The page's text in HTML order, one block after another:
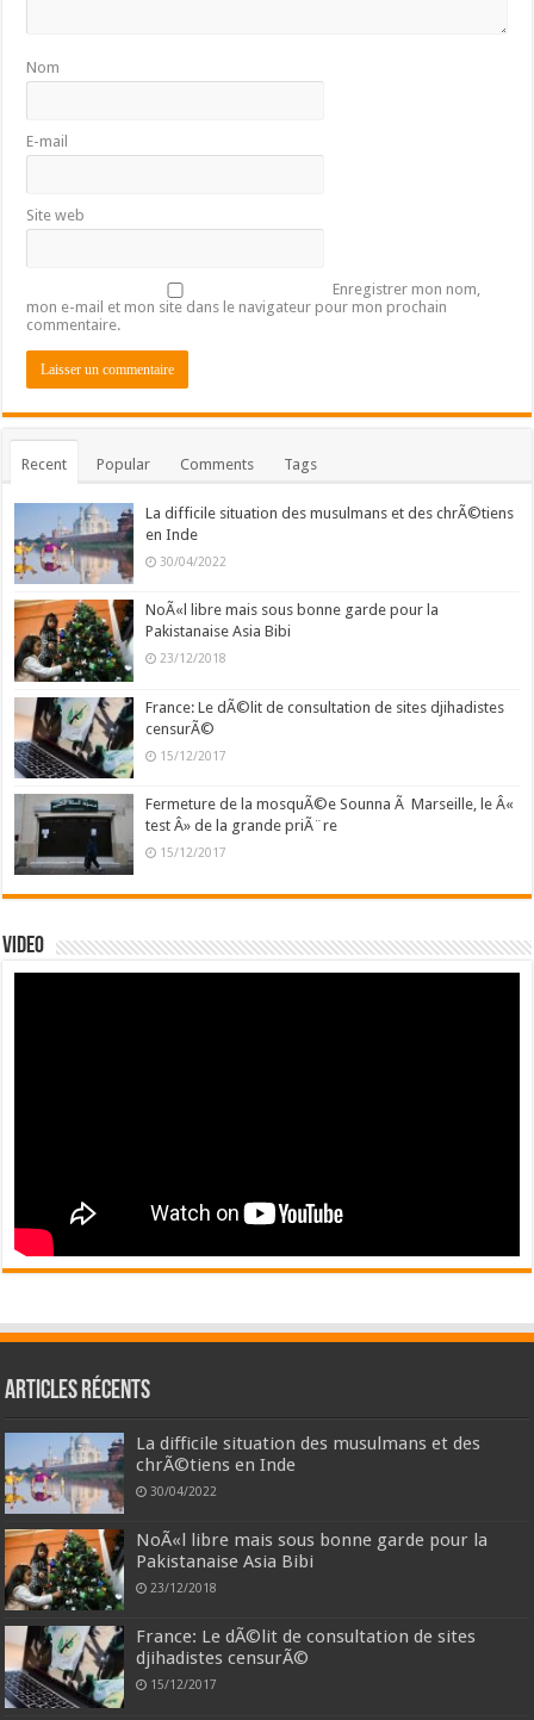
Nom
E-mail
Site web
Enregistrer mon nom,
mon e-mail et mon site dans le navigateur pour mon prochain
commentaire.
Recent Popular Comments Tags
La difficile situation des musulmans et des chrÃ©tiens
en Inde
30/04/2022
NoÃ«l libre mais sous bonne garde pour la
Pakistanaise Asia Bibi
23/12/2018
France: Le dÃ©lit de consultation de sites djihadistes
censurÃ©
15/12/2017
Fermeture de la mosquÃ©e Sounna Ã Marseille, le Â«
test Â» de la grande priÃ¨re
15/12/2017
Video
Articles récents
La difficile situation des musulmans et des
chrÃ©tiens en Inde
30/04/2022
NoÃ«l libre mais sous bonne garde pour la
Pakistanaise Asia Bibi
23/12/2018
France: Le dÃ©lit de consultation de sites
djihadistes censurÃ©
15/12/2017